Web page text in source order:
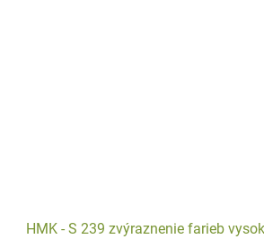
HMK - S 239 zvýraznenie farieb